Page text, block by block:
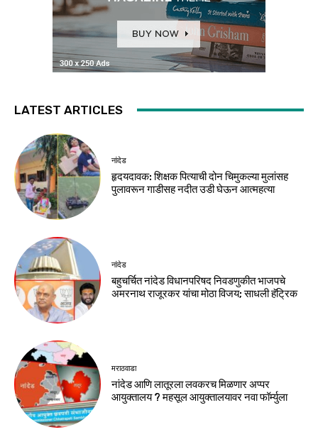
LATEST ARTICLES
नांदेड
हृदयदावक: शिक्षक पित्याची दोन चिमुकल्या मुलांसह
पुलावरून गाडीसह नदीत उडी घेऊन आत्महत्या
नांदेड
बहुचर्चित नांदेड विधानपरिषद निवडणुकीत भाजपचे
अमरनाथ राजूरकर यांचा मोठा विजय; साधली हॅट्रिक
मराठवाडा
नांदेड आणि लातूरला लवकरच मिळणार अप्पर
आयुक्तालय ? महसूल आयुक्तालयावर नवा फॉर्म्युला